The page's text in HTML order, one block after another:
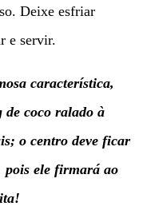
Deixe esfriar
e servir.
característica,
coco ralado à
o centro deve ficar
pois ele firmará ao